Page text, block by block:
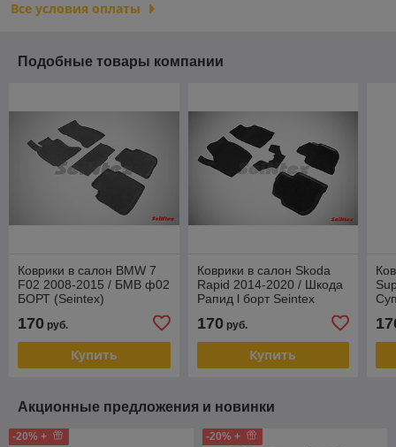
Все условия оплаты
Подобные товары компании
Коврики в салон BMW 7
F02 2008-2015 / БМВ ф02
БОРТ (Seintex)
170 руб.
Купить
Коврики в салон Skoda
Rapid 2014-2020 / Шкода
Рапид l борт Seintex
170руб.
Купить
Акционные предложения и новинки
-20% + -20% +